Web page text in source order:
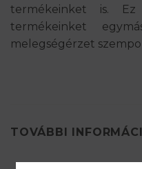
termékeinket is.
termékeinket
melegségérzet
TOVÁBBI